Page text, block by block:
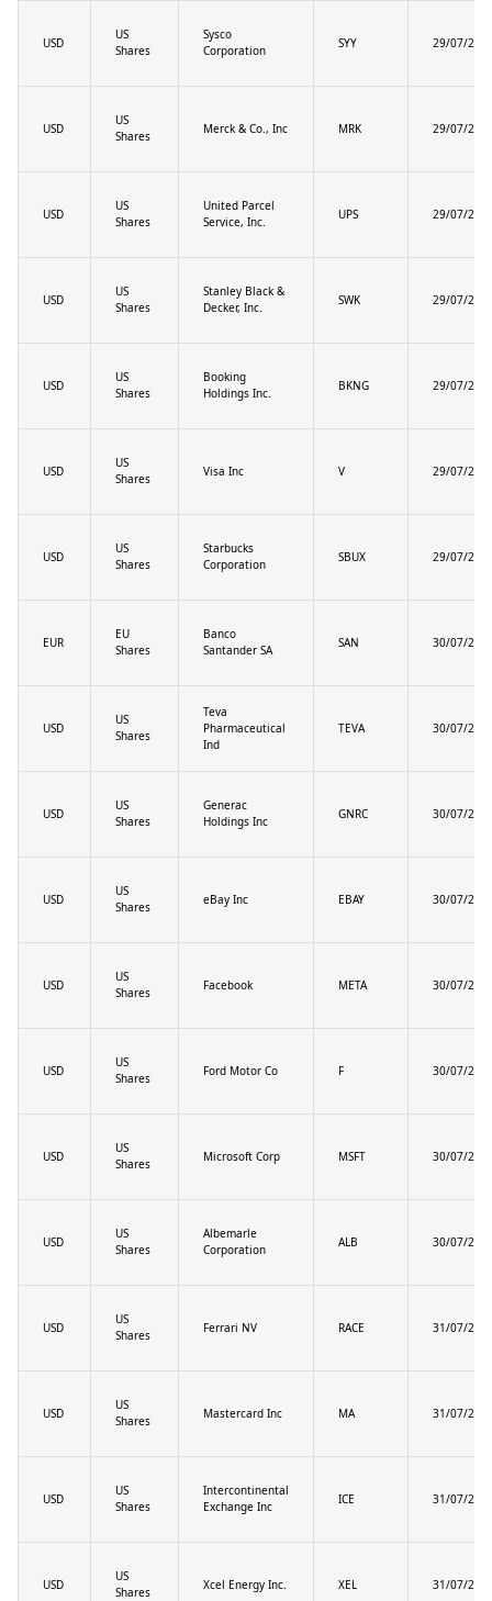
USD
US
Shares
Sysco
Corporation
SYY 29/07/
USD
US
Shares
Merck & Co., Inc MRK 29/07/
USD
US
Shares
United Parcel
Service, Inc.
UPS 29/07/
USD
US
Shares
Stanley Black &
Decker, Inc.
SWK 29/07/
USD
US
Shares
Booking
Holdings Inc.
BKNG 29/07/
USD
US
Shares
Visa Inc V 29/07/
USD
US
Shares
Starbucks
Corporation
SBUX 29/07/
EUR
EU
Shares
Banco
Santander SA
SAN 30/07/
USD
US
Shares
Teva
Pharmaceutical
Ind
TEVA 30/07/
USD
US
Shares
Generac
Holdings Inc
GNRC 30/07/
USD
US
Shares
eBay Inc EBAY 30/07/
USD
US
Shares
Facebook META 30/07/
USD
US
Shares
Ford Motor Co F 30/07/
USD
US
Shares
Microsoft Corp MSFT 30/07/
USD
US
Shares
Albemarle
Corporation
ALB 30/07/
USD
US
Shares
Ferrari NV RACE 31/07/
USD
US
Shares
Mastercard Inc MA 31/07/
USD
US
Shares
Intercontinental
Exchange Inc
ICE 31/07/
USD
US
Shares
Xcel Energy Inc. XEL 31/07/